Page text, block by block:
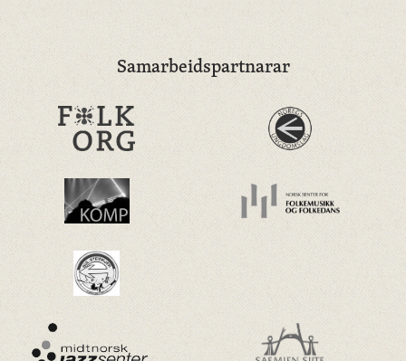
Samarbeidspartnarar